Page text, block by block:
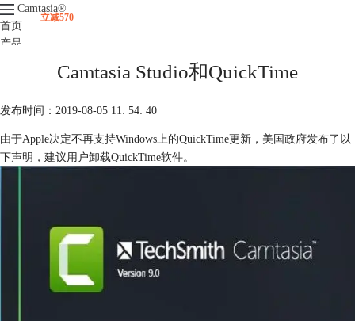
Camtasia®
首页
产品
立减570
视频课程
Camtasia Studio和QuickTime
发布时间：2019-08-05 11: 54: 40
由于Apple决定不再支持Windows上的QuickTime更新，美国政府发布了以
下声明，建议用户卸载QuickTime软件。